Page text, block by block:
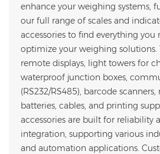
enhance your weighing systems,
our full range of scales and
accessories to find everything you
optimize your weighing solutions.
remote displays, light towers for
waterproof junction boxes,
(RS232/RS485), barcode
batteries, cables, and printing
accessories are built for reliability
integration, supporting various
and automation applications.